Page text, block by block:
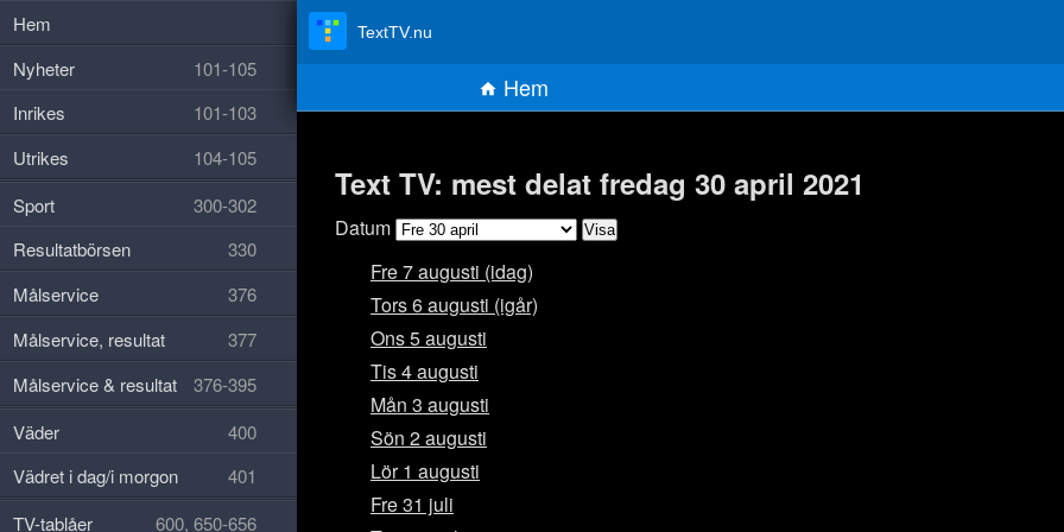
Text TV: mest delat fredag 30 april 2021
Datum
Fre 7 augusti (idag)
Tors 6 augusti (igår)
Ons 5 augusti
Tis 4 augusti
Mån 3 augusti
Sön 2 augusti
Lör 1 augusti
Fre 31 juli
TextTV.nu
Hem
Hem
Nyheter
101-105
Inrikes
101-103
Utrikes
104-105
Sport
300-302
Resultatbörsen
330
Målservice
376
Målservice, resultat
377
Målservice & resultat
376-395
Väder
400
Vädret i dag/i morgon
401
TV-tablåer
600, 650-656